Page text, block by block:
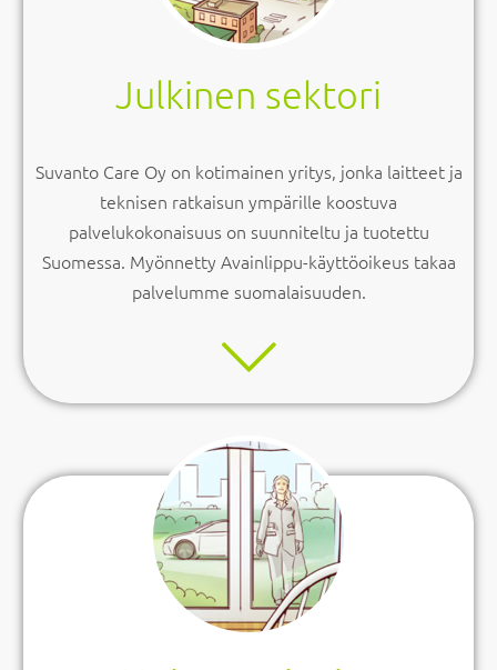
Julkinen sektori
Suvanto Care Oy on kotimainen yritys, jonka laitteet ja
teknisen ratkaisun ympärille koostuva
palvelukokonaisuus on suunniteltu ja tuotettu
Suomessa. Myönnetty Avainlippu-käyttöoikeus takaa
palvelumme suomalaisuuden.